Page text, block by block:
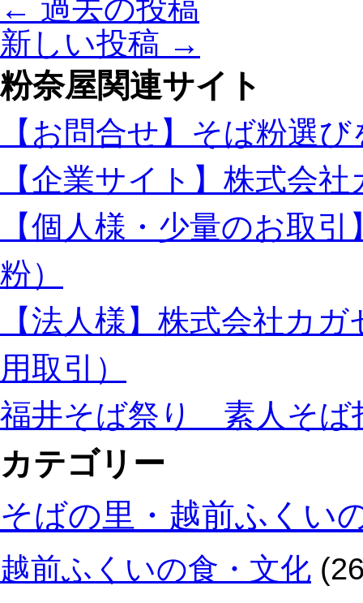
シ
テ
ィ
お
場
内
ア
リ
セ
イ
フ
ン
は、
風
土
る
井
を
通
客
様
と
健
に
し、
← 過去の投稿
新しい投稿 →
粉奈屋関連サイト
【お問合せ】そば粉選
【企業サイト】株式会
【個人様・少量のお取
粉）
【法人様】株式会社カ
用取引）
福井そば祭り 素人そば
カテゴリー
そばの里・越前ふくい
越前ふくいの食・文化